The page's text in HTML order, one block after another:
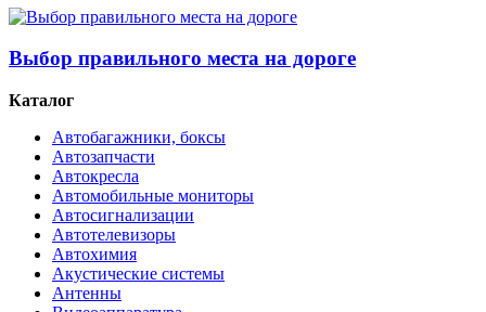
Выбор правильного места на дороге
Каталог
Автобагажники, боксы
Автозапчасти
Автокресла
Автомобильные мониторы
Автосигнализации
Автотелевизоры
Автохимия
Акустические системы
Антенны